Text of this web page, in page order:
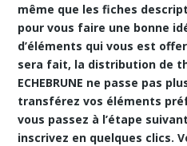
même que les fiches
pour vous faire une bonne
d’éléments qui vous est
sera fait, la distribution de
ECHEBRUNE ne passe pas
transférez vos éléments
vous passez à l’étape
inscrivez en quelques clics.